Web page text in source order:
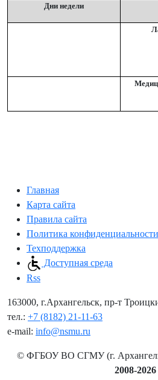
Дни недели
Главная
Карта сайта
Правила сайта
Политика конфиденциальности
Техподдержка
Доступная среда
Rss
163000, г.Архангельск, пр-т
тел.: +7 (8182) 21-11-63
e-mail: info@nsmu.ru
© ФГБОУ ВО СГМУ (г.
2008-2026